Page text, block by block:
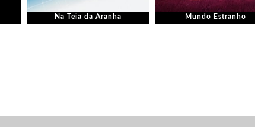
Na Teia da Aranha Mundo Estranho